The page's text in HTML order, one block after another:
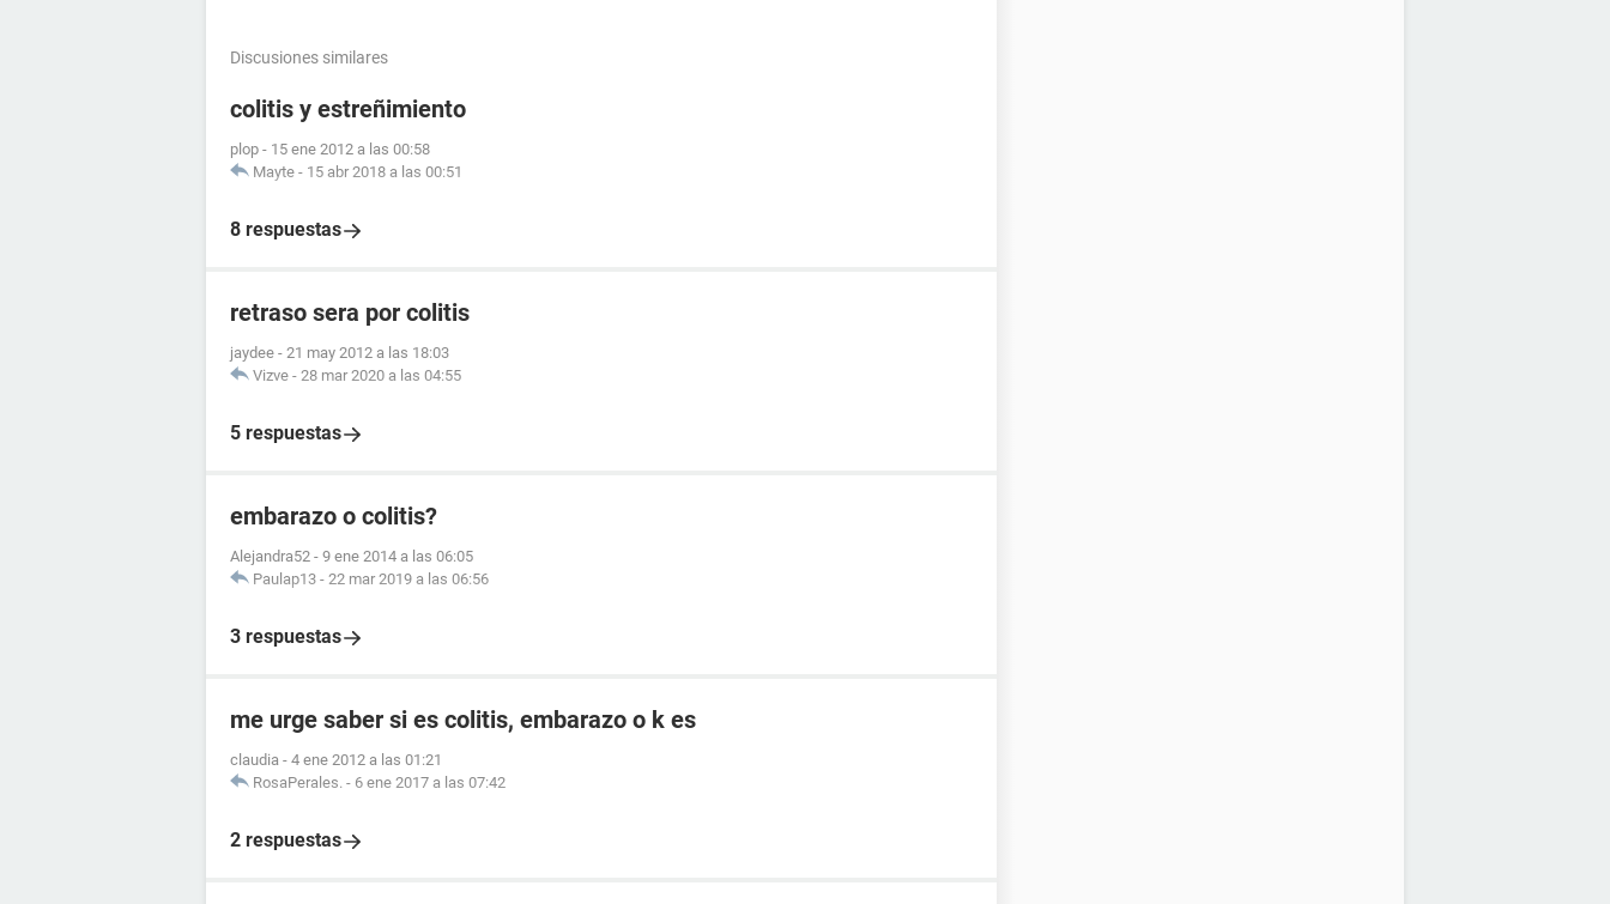
Discusiones similares
colitis y estreñimiento
plop - 15 ene 2012 a las 00:58
Mayte - 15 abr 2018 a las 00:51
8 respuestas
retraso sera por colitis
jaydee - 21 may 2012 a las 18:03
Vizve - 28 mar 2020 a las 04:55
5 respuestas
embarazo o colitis?
Alejandra52 - 9 ene 2014 a las 06:05
Paulap13 - 22 mar 2019 a las 06:56
3 respuestas
me urge saber si es colitis, embarazo o k es
claudia - 4 ene 2012 a las 01:21
RosaPerales. - 6 ene 2017 a las 07:42
2 respuestas